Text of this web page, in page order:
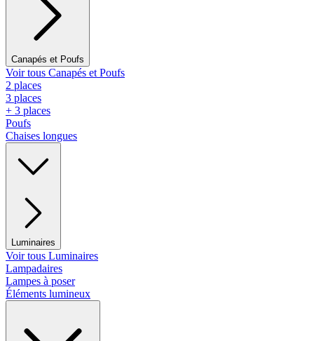
Canapés et Poufs
Voir tous Canapés et Poufs
2 places
3 places
+ 3 places
Poufs
Chaises longues
Luminaires
Voir tous Luminaires
Lampadaires
Lampes à poser
Éléments lumineux